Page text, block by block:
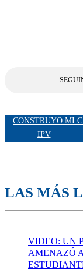
CONSTRUYO MI
IPV
LAS MÁS
VIDEO: UN
AMENAZÓ